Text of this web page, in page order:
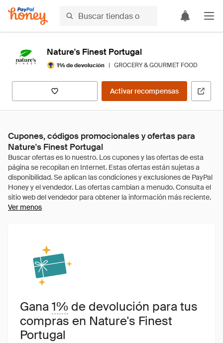
Nature's Finest Portugal
1% de devolución | GROCERY & GOURMET FOOD
Activar recompensas
Cupones, códigos promocionales y ofertas para
Nature's Finest Portugal
Ver menos
Gana1% de devolución para tus
compras en Nature's Finest
Portugal